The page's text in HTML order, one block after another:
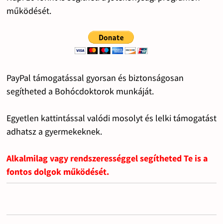
működését.
PayPal támogatással gyorsan és biztonságosan
segítheted a Bohócdoktorok munkáját.
Egyetlen kattintással valódi mosolyt és lelki támogatást
adhatsz a gyermekeknek.
Alkalmilag vagy rendszerességgel segítheted Te is a
fontos dolgok működését.